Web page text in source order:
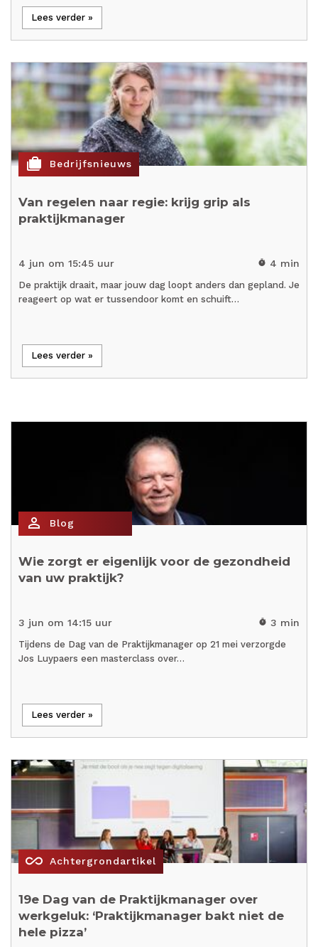
Lees verder »
cases Bedrijfsnieuws
Van regelen naar regie: krijg grip als
praktijkmanager
4 jun om 15:45 uur timer 4 min
De praktijk draait, maar jouw dag loopt anders dan gepland. Je
reageert op wat er tussendoor komt en schuift…
Lees verder »
person_outline Blog
Wie zorgt er eigenlijk voor de gezondheid
van uw praktijk?
3 jun om 14:15 uur timer 3 min
Tijdens de Dag van de Praktijkmanager op 21 mei verzorgde
Jos Luypaers een masterclass over…
Lees verder »
all_inclusive Achtergrondartikel
19e Dag van de Praktijkmanager over
werkgeluk: ‘Praktijkmanager bakt niet de
hele pizza’